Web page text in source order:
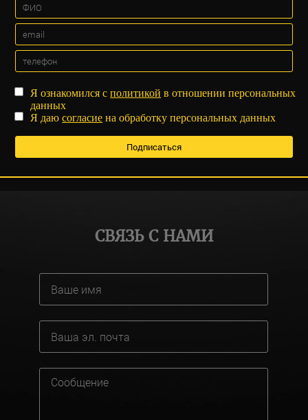
Я ознакомился сполитикой в отношении персональных
данных
Я даюсогласие на обработку персональных данных
СВЯЗЬ С НАМИ